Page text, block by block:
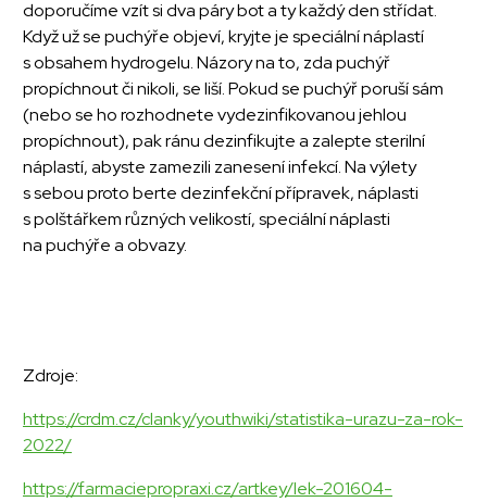
doporučíme vzít si dva páry bot a ty každý den střídat.
Když už se puchýře objeví, kryjte je speciální náplastí
s obsahem hydrogelu. Názory na to, zda puchýř
propíchnout či nikoli, se liší. Pokud se puchýř poruší sám
(nebo se ho rozhodnete vydezinfikovanou jehlou
propíchnout), pak ránu dezinfikujte a zalepte sterilní
náplastí, abyste zamezili zanesení infekcí. Na výlety
s sebou proto berte dezinfekční přípravek, náplasti
s polštářkem různých velikostí, speciální náplasti
na puchýře a obvazy.
Zdroje:
https://crdm.cz/clanky/youthwiki/statistika-urazu-za-rok-
2022/
https://farmaciepropraxi.cz/artkey/lek-201604-